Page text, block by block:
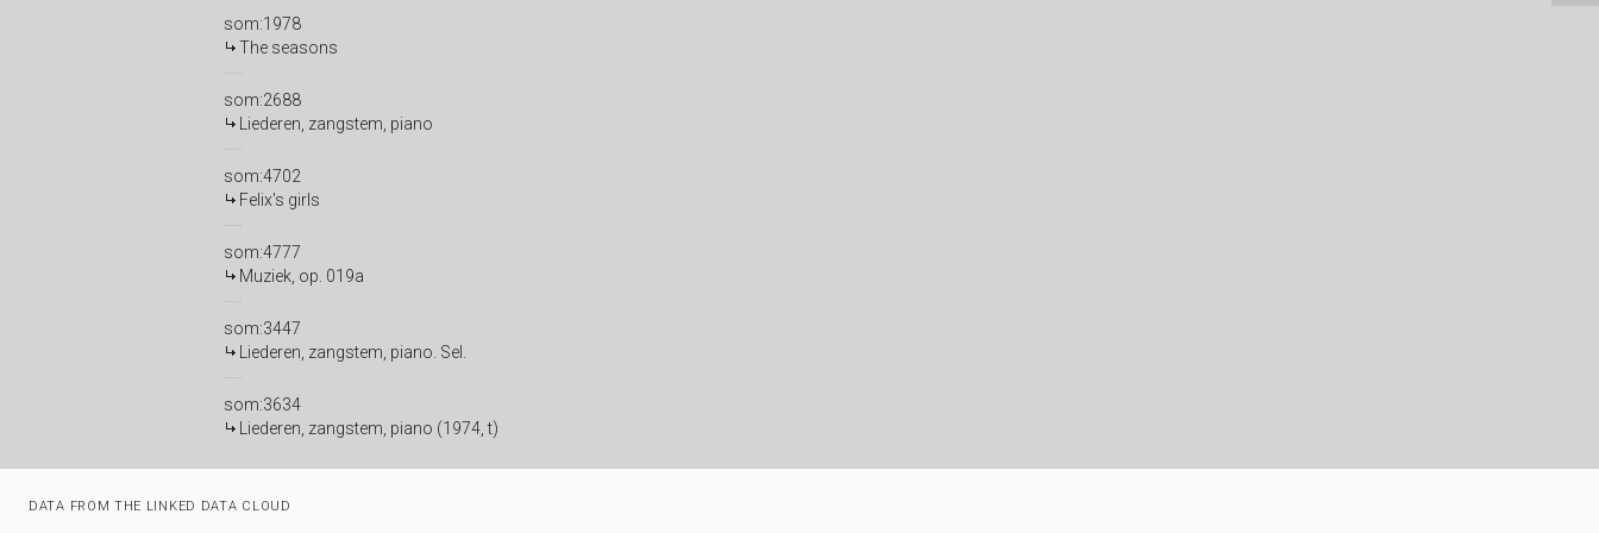
som:1978
The seasons
som:2688
Liederen, zangstem, piano
som:4702
Felix's girls
som:4777
Muziek, op. 019a
som:3447
Liederen, zangstem, piano. Sel.
som:3634
Liederen, zangstem, piano (1974, t)
DATA FROM THE LINKED DATA CLOUD